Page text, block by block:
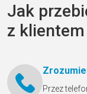
Jak
z klientem
Przez